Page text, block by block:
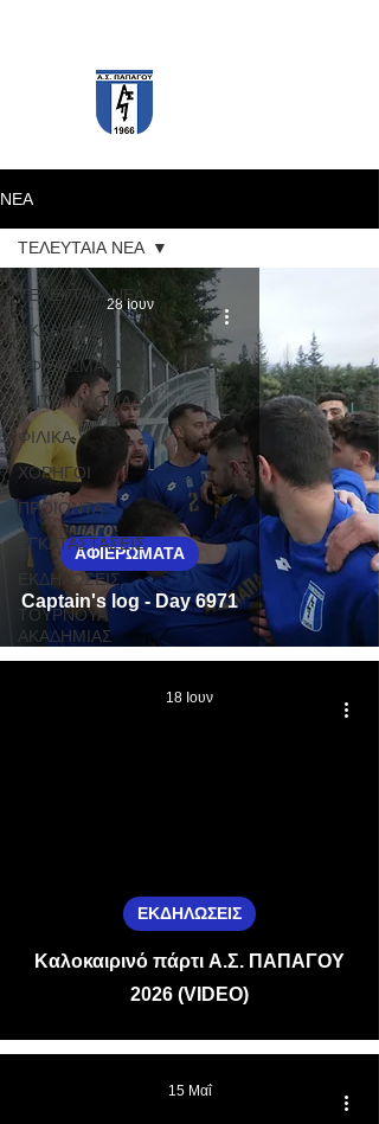
ΝΕΑ
ΤΕΛΕΥΤΑΙΑ ΝΕΑ
ΑΚΑΔΗΜΙΑ
ΑΦΙΕΡΩΜΑΤΑ
ΑΝΤΡΙΚΗ ΟΜΑΔΑ
ΦΙΛΙΚΑ
ΧΟΡΗΓΟΙ
ΠΡΟΙΟΝΤΑ
ΕΓΚΑΤΑΣΤΑΣΕΙΣ
ΕΚΔΗΛΩΣΕΙΣ
ΤΟΥΡΝΟΥΑ
ΑΚΑΔΗΜΙΑΣ
ΤΕΛΕΥΤΑΙΑ ΝΕΑ
Captain's log - Day 6971
ΑΦΙΕΡΩΜΑΤΑ
28 Ιουν
Καλοκαιρινό πάρτι Α.Σ. ΠΑΠΑΓΟΥ
2026 (VIDEO)
ΕΚΔΗΛΩΣΕΙΣ
18 Ιουν
15 Μαΐ